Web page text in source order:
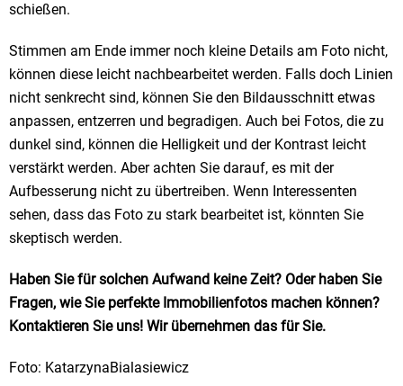
schießen.
Stimmen am Ende immer noch kleine Details am Foto nicht,
können diese leicht nachbearbeitet werden. Falls doch Linien
nicht senkrecht sind, können Sie den Bildausschnitt etwas
anpassen, entzerren und begradigen. Auch bei Fotos, die zu
dunkel sind, können die Helligkeit und der Kontrast leicht
verstärkt werden. Aber achten Sie darauf, es mit der
Aufbesserung nicht zu übertreiben. Wenn Interessenten
sehen, dass das Foto zu stark bearbeitet ist, könnten Sie
skeptisch werden.
Haben Sie für solchen Aufwand keine Zeit? Oder haben Sie
Fragen, wie Sie perfekte Immobilienfotos machen können?
Kontaktieren Sie uns! Wir übernehmen das für Sie.
Foto: KatarzynaBialasiewicz